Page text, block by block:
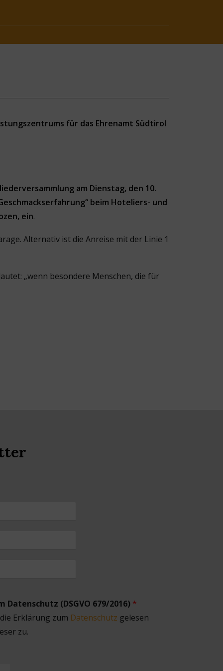
für das Ehrenamt Südtirol
am Dienstag, den 10.
beim Hoteliers- und
ein.
Alternativ ist die Anreise mit der Linie 1
„wenn besondere Menschen, die für
Datenschutz (DSGVO 679/2016) *
Erklärung zum Datenschutz gelesen
zu.